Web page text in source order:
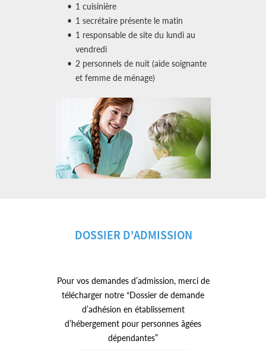
1 cuisinière
1 secrétaire présente le matin
1 responsable de site du lundi au
vendredi
2 personnels de nuit (aide soignante
et femme de ménage)
DOSSIER D'ADMISSION
Pour vos demandes d’admission, merci de
télécharger notre “Dossier de demande
d’adhésion en établissement
d’hébergement pour personnes âgées
dépendantes”